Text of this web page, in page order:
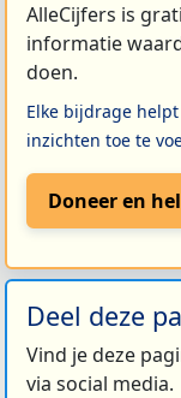
AlleCijfers is
informatie
doen.
Elke bijdrage
inzichten toe te
Doneer en
Deel deze
Vind je deze
via social media.